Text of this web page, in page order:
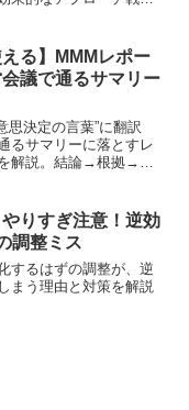
える】MMMレポー
会議で通るサマリー
思決定の言葉”に翻訳
るサマリーに落とすレ
解説。結論→根拠→リ
りすぎ注意！逆効
調整ミス
するはずの調整が、逆
まう理由と対策を解説